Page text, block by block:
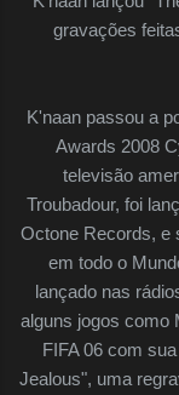
gravações
K'naan passou a
Awards 2008
televisão
Troubadour, foi
Octone Records, e
em todo o
lançado nas
alguns jogos como
FIFA 06 com
Jealous", uma